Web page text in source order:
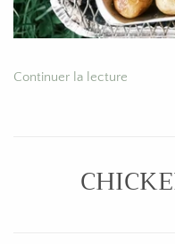
Continuer la lecture